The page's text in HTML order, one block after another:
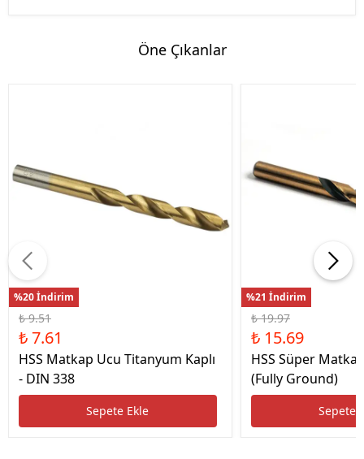
Öne Çıkanlar
%20 İndirim
₺ 9.51
₺ 7.61
HSS Matkap Ucu Titanyum Kaplı
- DIN 338
Sepete Ekle
%21 İndirim
₺ 19.97
₺ 15.69
HSS Süper
(Fully Ground)
Sepete